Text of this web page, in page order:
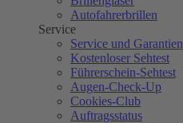
Autofahrerbrillen
Service
Service und Garantien
Kostenloser Sehtest
Führerschein-Sehtest
Augen-Check-Up
Cookies-Club
Auftragsstatus